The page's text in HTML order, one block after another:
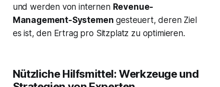
und werden von internen Revenue-
Management-Systemen gesteuert, deren Ziel
es ist, den Ertrag pro Sitzplatz zu optimieren.
Nützliche Hilfsmittel: Werkzeuge und